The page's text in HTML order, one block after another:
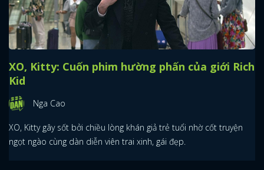
XO, Kitty: Cuốn phim hường phấn của giới Rich
Kid
Nga Cao
XO, Kitty gây sốt bởi chiều lòng khán giả trẻ tuổi nhờ cốt truyện
ngọt ngào cùng dàn diễn viên trai xinh, gái đẹp.